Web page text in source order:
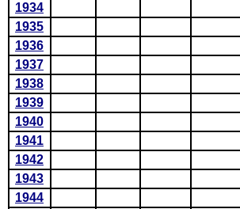
1934
1935
1936
1937
1938
1939
1940
1941
1942
1943
1944